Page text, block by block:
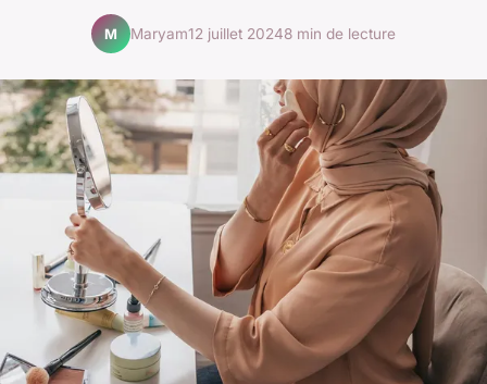
M Maryam12 juillet 20248 min de lecture